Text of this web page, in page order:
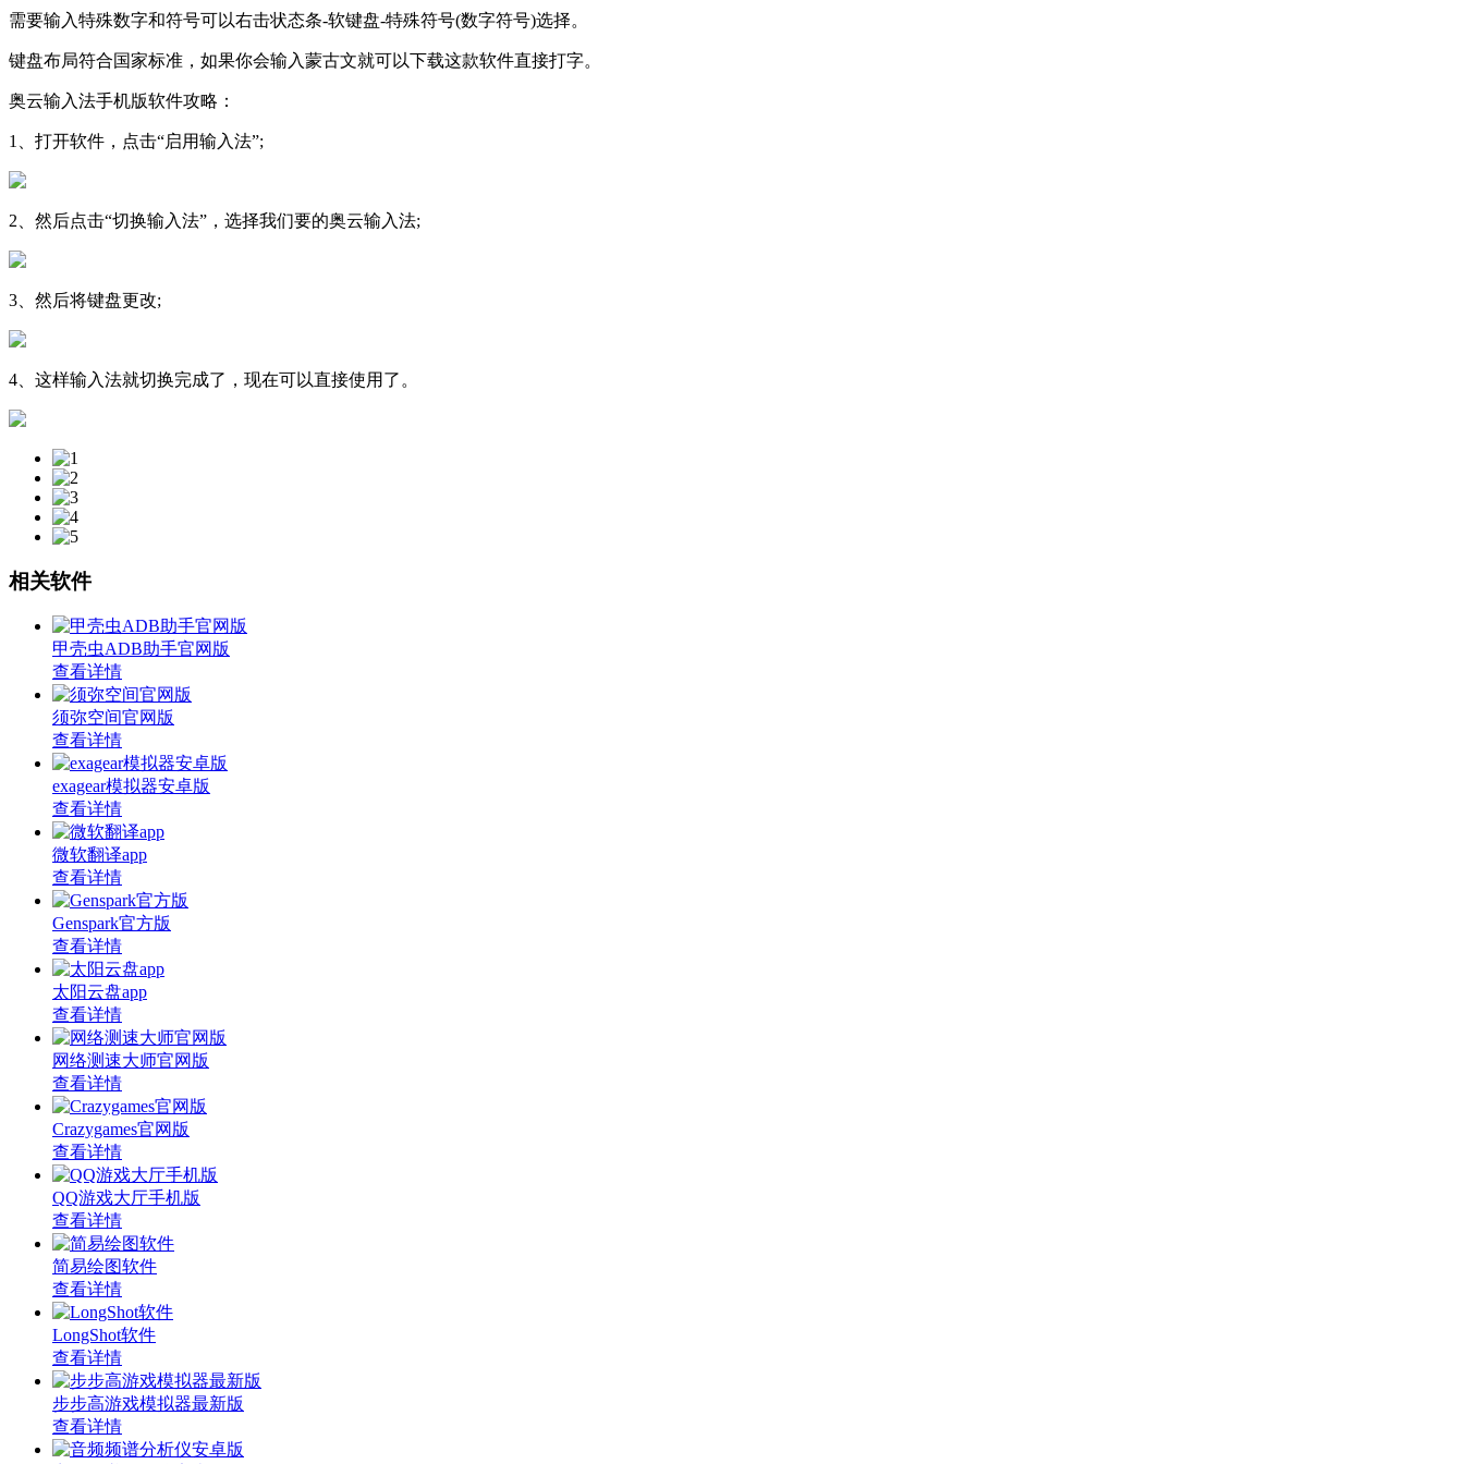
需要输入特殊数字和符号可以右击状态条-软键盘-特殊符号(数字符号)选择。
键盘布局符合国家标准，如果你会输入蒙古文就可以下载这款软件直接打字。
奥云输入法手机版软件攻略：
1、打开软件，点击“启用输入法”;
2、然后点击“切换输入法”，选择我们要的奥云输入法;
3、然后将键盘更改;
4、这样输入法就切换完成了，现在可以直接使用了。
相关软件
甲壳虫ADB助手官网版
查看详情
须弥空间官网版
查看详情
exagear模拟器安卓版
查看详情
微软翻译app
查看详情
Genspark官方版
查看详情
太阳云盘app
查看详情
网络测速大师官网版
查看详情
Crazygames官网版
查看详情
QQ游戏大厅手机版
查看详情
简易绘图软件
查看详情
LongShot软件
查看详情
步步高游戏模拟器最新版
查看详情